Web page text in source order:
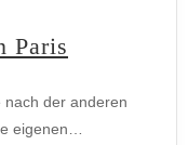
Paris
nach der anderen
eigenen…